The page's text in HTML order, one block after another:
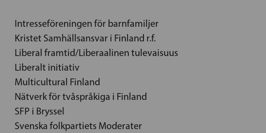
Intresseföreningen för barnfamiljer
Kristet Samhällsansvar i Finland r.f.
Liberal framtid/Liberaalinen tulevaisuus
Liberalt initiativ
Multicultural Finland
Nätverk för tvåspråkiga i Finland
SFP i Bryssel
Svenska folkpartiets Moderater